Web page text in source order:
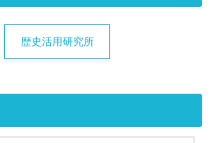
歴史活用研究所